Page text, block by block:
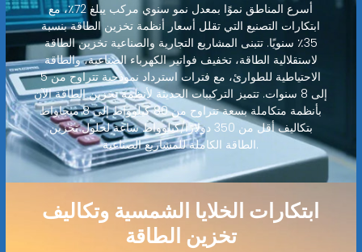
أسرع المناطق نموًا بمعدل نمو سنوي مركب يبلغ 72٪، مع
ابتكارات التصنيع التي تقلل أسعار أنظمة تخزين الطاقة بنسبة
35٪ سنويًا. تتبنى المشاريع التجارية والصناعية تخزين الطاقة
لاستقلالية الطاقة، تخفيف فواتير الكهرباء الصناعية، والطاقة
الاحتياطية للطوارئ، مع فترات استرداد نموذجية تتراوح من 5
إلى 8 سنوات. تتميز التركيبات الحديثة لأنظمة تخزين الطاقة الآن
بأنظمة متكاملة بسعة تتراوح من 80 كيلوواط إلى 8 ميجاواط
بتكاليف أقل من 350 دولارًا/كيلوواط ساعة لحلول تخزين
الطاقة الكاملة للمشاريع الصناعية.
ابتكارات الخلايا الشمسية وتكاليف
تخزين الطاقة